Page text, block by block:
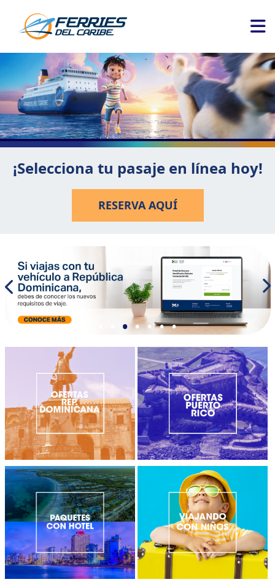
¡Selecciona tu pasaje en línea hoy!
RESERVA AQUÍ
• • • • •